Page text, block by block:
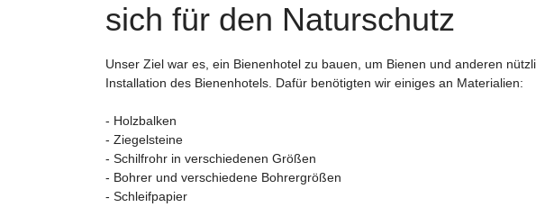
sich für den Naturschutz
Unser Ziel war es, ein Bienenhotel zu bauen, um Bienen und anderen
Installation des Bienenhotels. Dafür benötigten wir einiges an Materialien:
- Holzbalken
- Ziegelsteine
- Schilfrohr in verschiedenen Größen
- Bohrer und verschiedene Bohrergrößen
- Schleifpapier